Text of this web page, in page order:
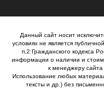
Данный сайт носит
условиях не является
п.2 Гражданского кодекса
информации о наличии и
к менеджеру
Использование любых
тексты и др.) без